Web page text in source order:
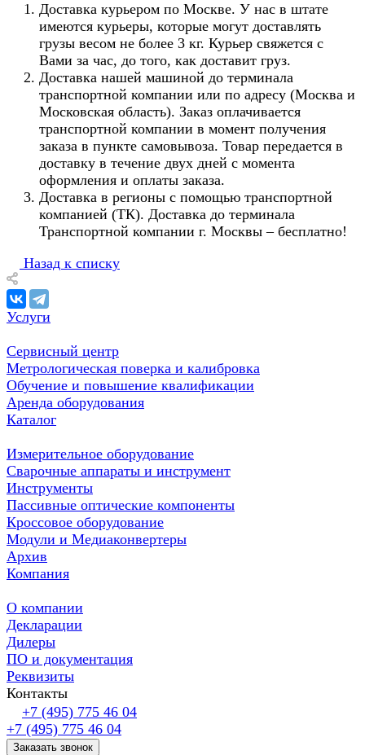
Доставка курьером по Москве. У нас в штате
имеются курьеры, которые могут доставлять
грузы весом не более 3 кг. Курьер свяжется с
Вами за час, до того, как доставит груз.
Доставка нашей машиной до терминала
транспортной компании или по адресу (Москва и
Московская область). Заказ оплачивается
транспортной компании в момент получения
заказа в пункте самовывоза. Товар передается в
доставку в течение двух дней с момента
оформления и оплаты заказа.
Доставка в регионы с помощью транспортной
компанией (ТК). Доставка до терминала
Транспортной компании г. Москвы – бесплатно!
Назад к списку
Услуги
Сервисный центр
Метрологическая поверка и калибровка
Обучение и повышение квалификации
Аренда оборудования
Каталог
Измерительное оборудование
Сварочные аппараты и инструмент
Инструменты
Пассивные оптические компоненты
Кроссовое оборудование
Модули и Медиаконвертеры
Архив
Компания
О компании
Декларации
Дилеры
ПО и документация
Реквизиты
Контакты
+7 (495) 775 46 04
+7 (495) 775 46 04
Заказать звонок